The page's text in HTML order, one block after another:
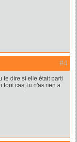
#4
te dire si elle était parti
tout cas, tu n'as rien a